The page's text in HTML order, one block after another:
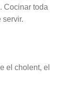
Cocinar toda
servir.
el cholent, el